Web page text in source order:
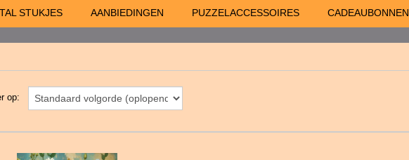
STUKJES AANBIEDINGEN PUZZELACCESSOIRES CADEAUBONNEN
op: